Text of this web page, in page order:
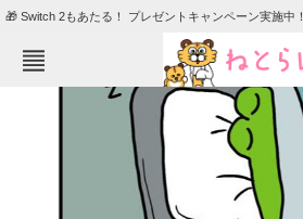
🎁 Switch 2もあたる！ プレゼントキャンペーン実施中！
ねとらぼメニュー
ニュース
クイズ
地域